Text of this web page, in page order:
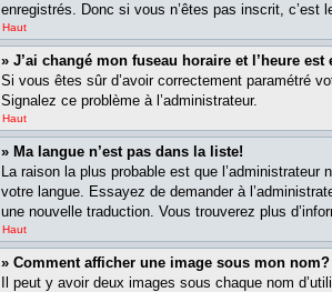
enregistrés. Donc si vous n’êtes pas inscrit, c’est
Haut
» J’ai changé mon fuseau horaire et l’heure est
Si vous êtes sûr d’avoir correctement paramétré
Signalez ce problème à l’administrateur.
Haut
» Ma langue n’est pas dans la liste!
La raison la plus probable est que l’administrateur
votre langue. Essayez de demander à
une nouvelle traduction. Vous trouverez plus
Haut
» Comment afficher une image sous mon nom?
Il peut y avoir deux images sous chaque nom